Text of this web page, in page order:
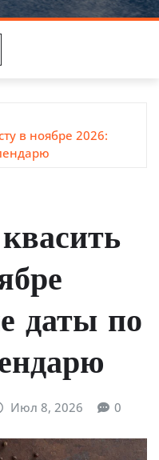
в ноябре 2026:
даты по
Июл 8, 2026 0